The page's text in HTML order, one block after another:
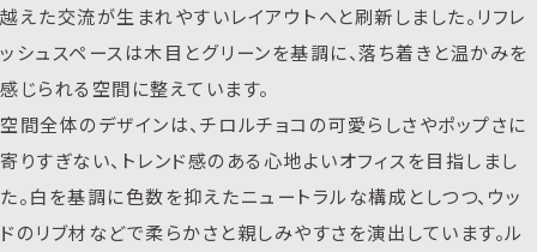
越えた交流が生まれやすいレイアウトへと刷新しました。リフレ
ッシュスペースは木目とグリーンを基調に、落ち着きと温かみを
感じられる空間に整えています。
空間全体のデザインは、チロルチョコの可愛らしさやポップさに
寄りすぎない、トレンド感のある心地よいオフィスを目指しまし
た。白を基調に色数を抑えたニュートラルな構成としつつ、ウッ
ドのリブ材などで柔らかさと親しみやすさを演出しています。ル